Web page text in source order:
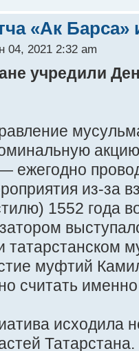
«Ак Барса»
04, 2021 2:32 am
учредили
ежегодно
из-за
1552 года
татарстанском
муфтий
считать
исходила
Татарстана.